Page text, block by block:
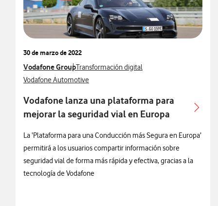
30 de marzo de 2022
Ver más notas de prensa relacionados con
Vodafone GroupVer más notas de prensa relacionados con
Transformación digital
Ver más notas de prensa relacionados con
Vodafone Automotive
Vodafone lanza una plataforma para
mejorar la seguridad vial en Europa
La ‘Plataforma para una Conducción más Segura en Europa’
permitirá a los usuarios compartir información sobre
seguridad vial de forma más rápida y efectiva, gracias a la
tecnología de Vodafone